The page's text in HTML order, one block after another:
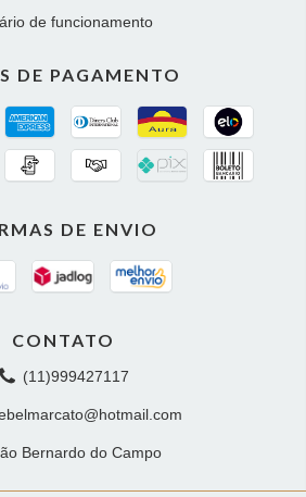
de funcionamento
DE PAGAMENTO
DE ENVIO
CONTATO
(11)999427117
Bernardo do Campo